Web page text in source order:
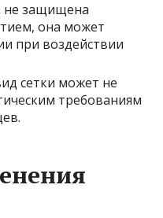
не защищена
она может
при воздействии
сетки может не
требованиям